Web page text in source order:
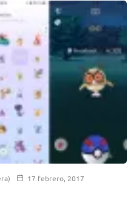
17 febrero, 2017